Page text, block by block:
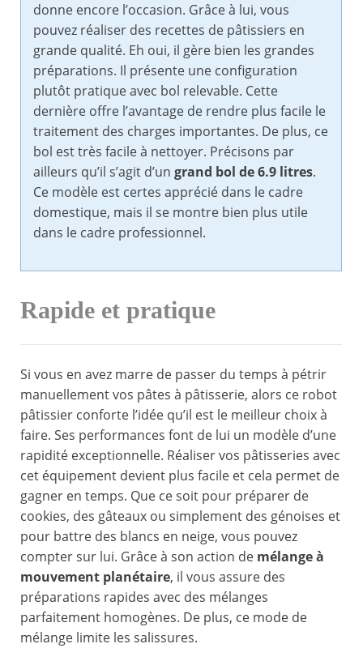
donne encore l’occasion. Grâce à lui, vous
pouvez réaliser des recettes de pâtissiers en
grande qualité. Eh oui, il gère bien les grandes
préparations. Il présente une configuration
plutôt pratique avec bol relevable. Cette
dernière offre l’avantage de rendre plus facile le
traitement des charges importantes. De plus, ce
bol est très facile à nettoyer. Précisons par
ailleurs qu’il s’agit d’un grand bol de 6.9 litres.
Ce modèle est certes apprécié dans le cadre
domestique, mais il se montre bien plus utile
dans le cadre professionnel.
Rapide et pratique
Si vous en avez marre de passer du temps à pétrir
manuellement vos pâtes à pâtisserie, alors ce robot
pâtissier conforte l’idée qu’il est le meilleur choix à
faire. Ses performances font de lui un modèle d’une
rapidité exceptionnelle. Réaliser vos pâtisseries avec
cet équipement devient plus facile et cela permet de
gagner en temps. Que ce soit pour préparer de
cookies, des gâteaux ou simplement des génoises et
pour battre des blancs en neige, vous pouvez
compter sur lui. Grâce à son action de mélange à
mouvement planétaire, il vous assure des
préparations rapides avec des mélanges
parfaitement homogènes. De plus, ce mode de
mélange limite les salissures.